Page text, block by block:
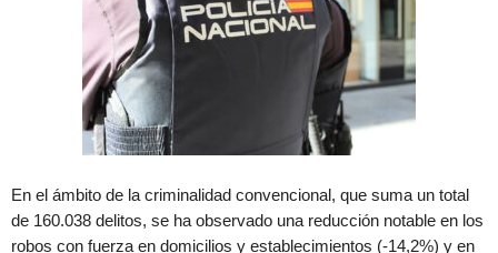
En el ámbito de la criminalidad convencional, que suma un total
de 160.038 delitos, se ha observado una reducción notable en los
robos con fuerza en domicilios y establecimientos (-14,2%) y en